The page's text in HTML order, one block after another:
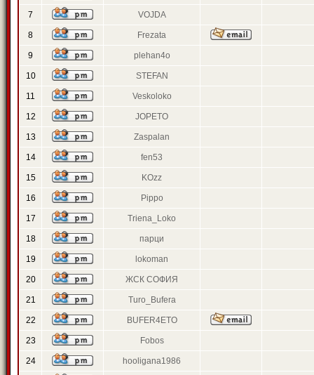
7 VOJDA
8 Frezata
9 plehan4o
10 STEFAN
11 Veskoloko
12 JOPETO
13 Zaspalan
14 fen53
15 KOzz
16 Pippo
17 Triena_Loko
18 парци
19 lokoman
20 ЖСК СОФИЯ
21 Turo_Bufera
22 BUFER4ETO
23 Fobos
24 hooligana1986